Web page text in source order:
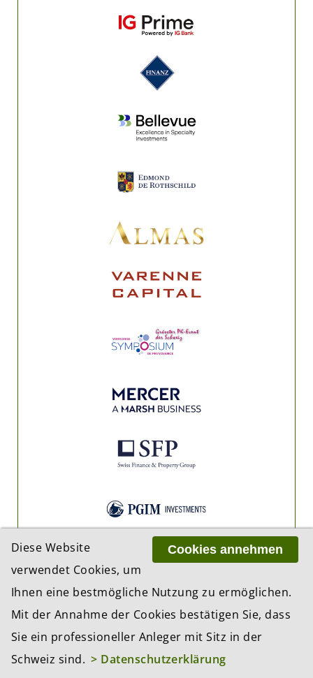
Cookies annehmen
Diese Website
verwendet Cookies, um
Ihnen eine bestmögliche Nutzung zu ermöglichen.
Mit der Annahme der Cookies bestätigen Sie, dass
Sie ein professioneller Anleger mit Sitz in der
Schweiz sind. > Datenschutzerklärung